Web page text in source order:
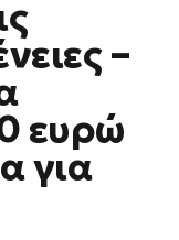
–
ευρώ
για